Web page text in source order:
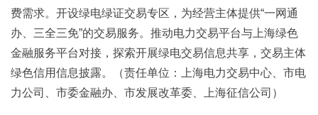
费需求。开设绿电绿证交易专区，为经营主体提供“一网通
办、三全三免”的交易服务。推动电力交易平台与上海绿色
金融服务平台对接，探索开展绿电交易信息共享，交易主体
绿色信用信息披露。（责任单位：上海电力交易中心、市电
力公司、市委金融办、市发展改革委、上海征信公司）